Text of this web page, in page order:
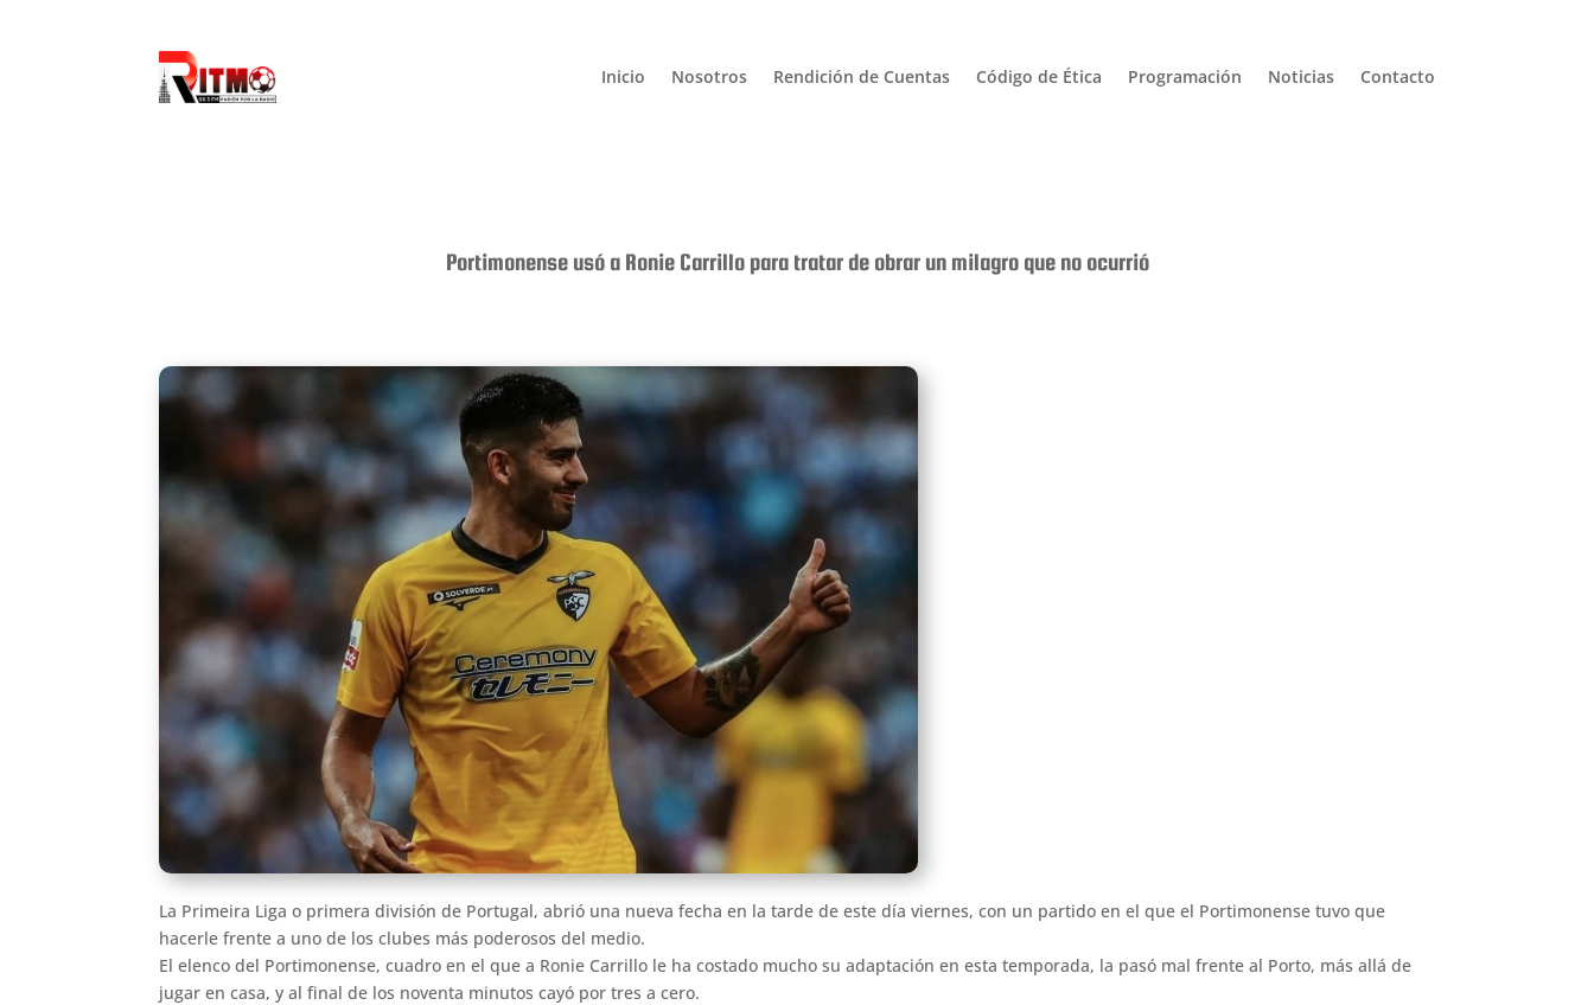
Inicio Nosotros Rendición de Cuentas Código de Ética Programación Noticias Contacto
Portimonense usó a Ronie Carrillo para tratar de obrar un milagro que no ocurrió
La Primeira Liga o primera división de Portugal, abrió una nueva fecha en la tarde de este día viernes, con un partido en el que el Portimonense tuvo que
hacerle frente a uno de los clubes más poderosos del medio.
El elenco del Portimonense, cuadro en el que a Ronie Carrillo le ha costado mucho su adaptación en esta temporada, la pasó mal frente al Porto, más allá de
jugar en casa, y al final de los noventa minutos cayó por tres a cero.